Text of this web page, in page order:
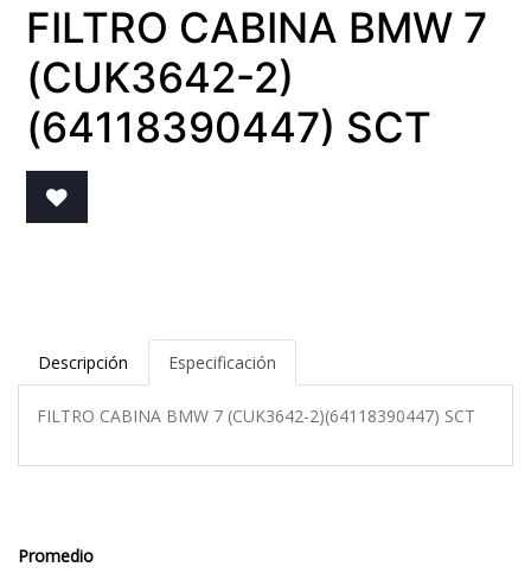
FILTRO CABINA BMW 7
(CUK3642-2)
(64118390447) SCT
Descripción Especificación
FILTRO CABINA BMW 7 (CUK3642-2)(64118390447) SCT
Promedio